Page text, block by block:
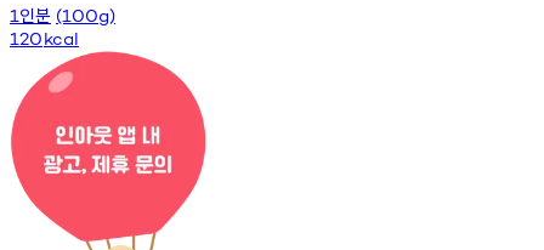
1 인분 (100g)
120kcal